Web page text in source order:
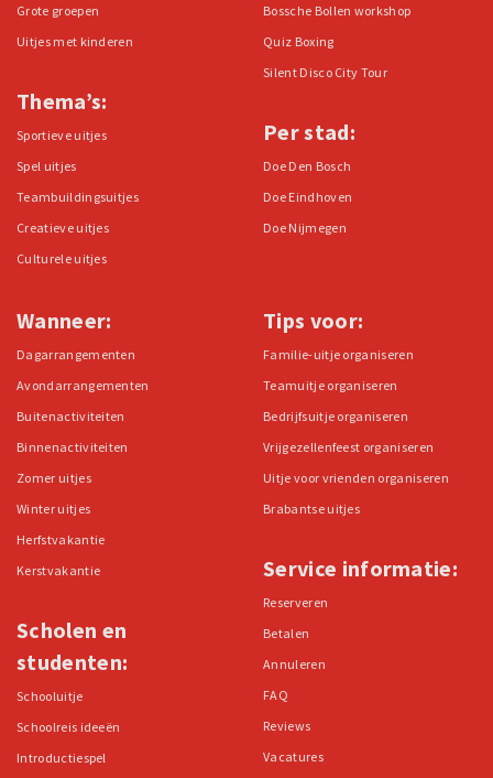
Grote groepen
Uitjes met kinderen
Thema’s:
Sportieve uitjes
Spel uitjes
Teambuildingsuitjes
Creatieve uitjes
Culturele uitjes
Bossche Bollen workshop
Quiz Boxing
Silent Disco City Tour
Per stad:
Doe Den Bosch
Doe Eindhoven
Doe Nijmegen
Wanneer:
Dagarrangementen
Avondarrangementen
Buitenactiviteiten
Binnenactiviteiten
Zomer uitjes
Winter uitjes
Herfstvakantie
Kerstvakantie
Scholen en
studenten:
Schooluitje
Schoolreis ideeën
Introductiespel
Tips voor:
Familie-uitje organiseren
Teamuitje organiseren
Bedrijfsuitje organiseren
Vrijgezellenfeest organiseren
Uitje voor vrienden organiseren
Brabantse uitjes
Service informatie:
Reserveren
Betalen
Annuleren
FAQ
Reviews
Vacatures